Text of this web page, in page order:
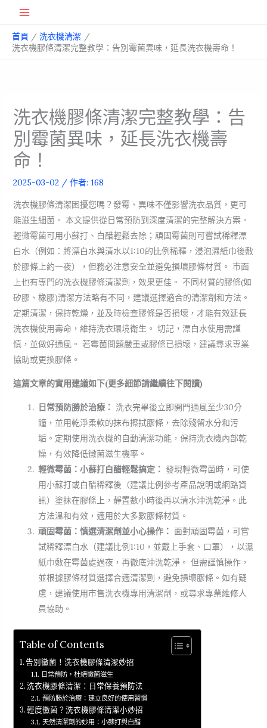
Menu
首頁
洗衣機清潔
洗衣機膠條清潔完整教學：告別霉菌異味，延長洗衣機壽命！
洗衣機膠條清潔完整教學：告
別霉菌異味，延長洗衣機壽
命！
2025-03-02 / 作者: 168
洗衣機膠條清潔困擾您嗎？發霉、異味不僅影響洗衣品質，更可
能滋生細菌。 本文提供從日常預防到深度清潔的完整解決方案。
輕微霉菌可用小蘇打、白醋輕鬆去除；頑固霉菌則可嘗試稀釋漂
白水（例如：將漂白水與清水以1:10的比例稀釋，浸泡濕紙巾後敷
於膠條上約一夜），但務必注意安全並避免損壞膠條材質。 市面
上也有專門的洗衣機膠條清潔劑，效果更佳。 不同材質的膠條(如
矽膠、橡膠)清潔方法略有不同，建議選擇適合的清潔劑和方法。
定期清潔，保持乾燥，並及時檢查膠條是否損壞，才能有效延長
洗衣機使用壽命，維持洗衣環境衛生。 切記，漂白水使用需謹
慎，並做好通風。 若霉菌問題嚴重或膠條已損壞，建議尋求專業
協助或更換膠條。
這篇文章的實用建議如下(更多細節請繼續往下閱讀)
日常預防勝於治療： 洗衣完畢後立即開門通風至少30分
鐘，並用乾淨柔軟的抹布擦拭膠條，去除殘留水分和污
垢。定期使用洗衣機的自動清潔功能，保持洗衣機內部乾
燥，有效降低黴菌滋生機率。
輕微霉菌：小蘇打白醋輕鬆搞定： 發現輕微霉菌時，可使
用小蘇打或白醋稀釋後（建議比例參考產品說明或網路資
訊）塗抹在膠條上，靜置數小時後再以清水沖洗乾淨。此
方法溫和有效，適用於大多數膠條材質。
頑固霉菌：慎選清潔劑並小心操作： 面對頑固霉菌，可嘗
試稀釋漂白水（建議比例1:10，並戴上手套、口罩），以濕
紙巾敷在霉菌處過夜，再徹底沖洗乾淨。 但需謹慎操作，
並根據膠條材質選擇合適清潔劑，避免損壞膠條。如有疑
慮，建議使用市售洗衣機專用清潔劑，或尋求專業維修人
員協助。
Table of Contents
告別黴菌！洗衣機膠條清潔妙招
日常預防，杜絕黴菌滋生
洗衣機膠條清潔：日常保養預防法
預防勝於治療：建立良好的使用習慣
輕度黴菌？洗衣機膠條清潔小妙招
天然清潔劑的妙用：小蘇打與白醋